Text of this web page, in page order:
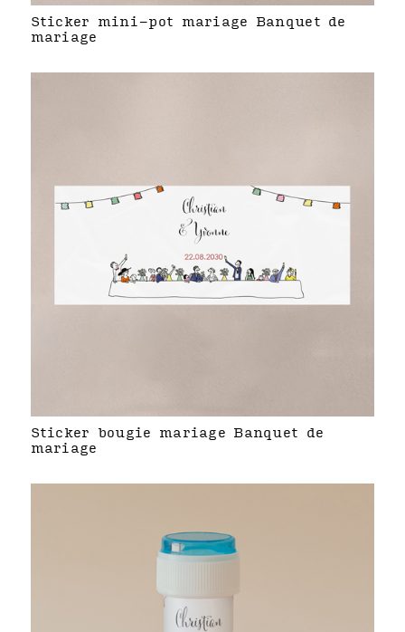
Sticker mini-pot mariage Banquet de
mariage
Sticker bougie mariage Banquet de
mariage